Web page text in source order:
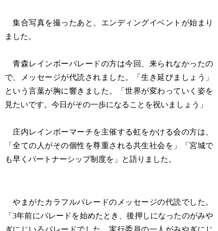
集合写真を撮ったあと、エンディングイベントが始まり
ました。
青森レインボーパレードの方は今回、来られなかったの
で、メッセージが代読されました。「生き延びましょう」
という言葉が胸に響きました。「世界が変わっていく姿を
見たいです。今日がその一歩になることを祝いましょう」
庄内レインボーマーチを主催する虹をかける会の方は、
「全ての人がその個性を尊重される共生社会を」「宮城で
も早くパートナーシップ制度を」と語りました。
やまがたカラフルパレードのメッセージの代読でした。
「3年前にパレードを始めたとき、後押しになったのがみや
ぎにじいろパレードでした。実行委員の一人がみやぎにじ